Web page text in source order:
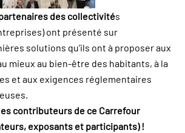
des collectivités
ont présenté sur
solutions qu’ils ont à proposer aux
mieux au bien-être des habitants, à la
et aux exigences réglementaires
contributeurs de ce Carrefour
exposants et participants) !